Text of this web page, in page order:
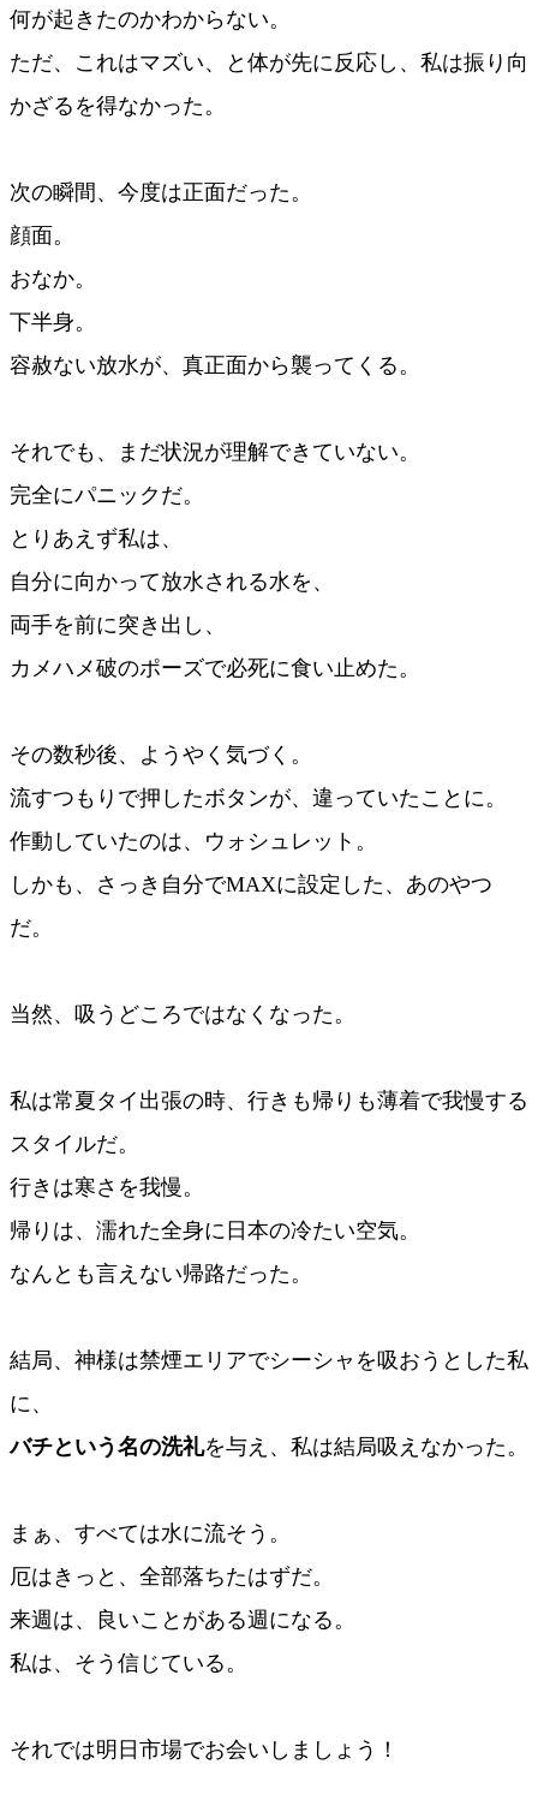
何が起きたのかわからない。
ただ、これはマズい、と体が先に反応し、私は振り向
かざるを得なかった。
次の瞬間、今度は正面だった。
顔面。
おなか。
下半身。
容赦ない放水が、真正面から襲ってくる。
それでも、まだ状況が理解できていない。
完全にパニックだ。
とりあえず私は、
自分に向かって放水される水を、
両手を前に突き出し、
カメハメ破のポーズで必死に食い止めた。
その数秒後、ようやく気づく。
流すつもりで押したボタンが、違っていたことに。
作動していたのは、ウォシュレット。
しかも、さっき自分でMAXに設定した、あのやつ
だ。
当然、吸うどころではなくなった。
私は常夏タイ出張の時、行きも帰りも薄着で我慢する
スタイルだ。
行きは寒さを我慢。
帰りは、濡れた全身に日本の冷たい空気。
なんとも言えない帰路だった。
結局、神様は禁煙エリアでシーシャを吸おうとした私
に、
バチという名の洗礼を与え、私は結局吸えなかった。
まぁ、すべては水に流そう。
厄はきっと、全部落ちたはずだ。
来週は、良いことがある週になる。
私は、そう信じている。
それでは明日市場でお会いしましょう！